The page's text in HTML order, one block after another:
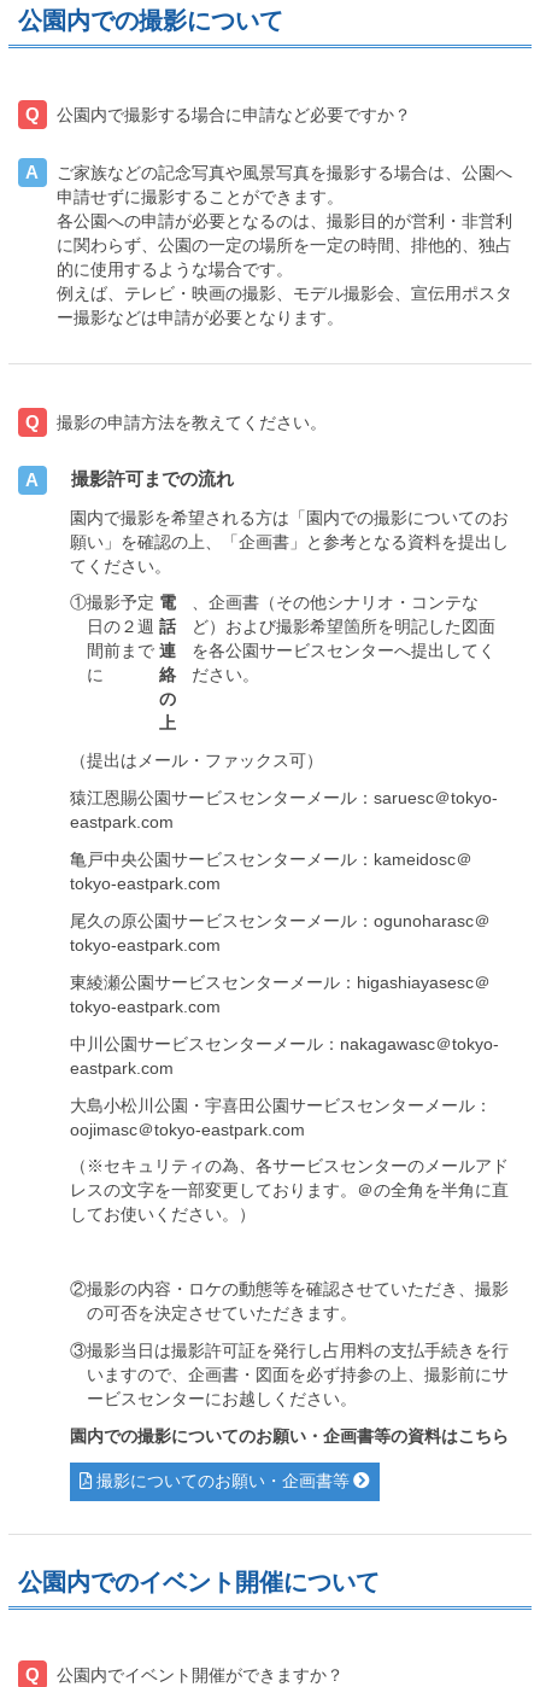
公園内での撮影について
Q 公園内で撮影する場合に申請など必要ですか？
A
ご家族などの記念写真や風景写真を撮影する場合は、公園へ
申請せずに撮影することができます。
各公園への申請が必要となるのは、撮影目的が営利・非営利
に関わらず、公園の一定の場所を一定の時間、排他的、独占
的に使用するような場合です。
例えば、テレビ・映画の撮影、モデル撮影会、宣伝用ポスタ
ー撮影などは申請が必要となります。
Q 撮影の申請方法を教えてください。
A 撮影許可までの流れ
園内で撮影を希望される方は「園内での撮影についてのお
願い」を確認の上、「企画書」と参考となる資料を提出し
てください。
①撮影予定
日の２週
間前まで
に
電
話
連
絡
の
上
、企画書（その他シナリオ・コンテな
ど）および撮影希望箇所を明記した図面
を各公園サービスセンターへ提出してく
ださい。
（提出はメール・ファックス可）
猿江恩賜公園サービスセンターメール：saruesc＠tokyo-
eastpark.com
亀戸中央公園サービスセンターメール：kameidosc＠
tokyo-eastpark.com
尾久の原公園サービスセンターメール：ogunoharasc＠
tokyo-eastpark.com
東綾瀬公園サービスセンターメール：higashiayasesc＠
tokyo-eastpark.com
中川公園サービスセンターメール：nakagawasc＠tokyo-
eastpark.com
大島小松川公園・宇喜田公園サービスセンターメール：
oojimasc＠tokyo-eastpark.com
（※セキュリティの為、各サービスセンターのメールアド
レスの文字を一部変更しております。＠の全角を半角に直
してお使いください。）
②撮影の内容・ロケの動態等を確認させていただき、撮影
の可否を決定させていただきます。
③撮影当日は撮影許可証を発行し占用料の支払手続きを行
いますので、企画書・図面を必ず持参の上、撮影前にサ
ービスセンターにお越しください。
園内での撮影についてのお願い・企画書等の資料はこちら
撮影についてのお願い・企画書等
公園内でのイベント開催について
Q 公園内でイベント開催ができますか？